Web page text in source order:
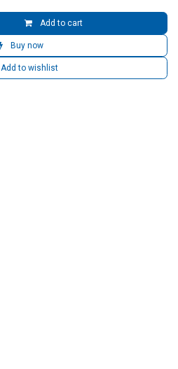
Add to cart
Buy now
Add to wishlist